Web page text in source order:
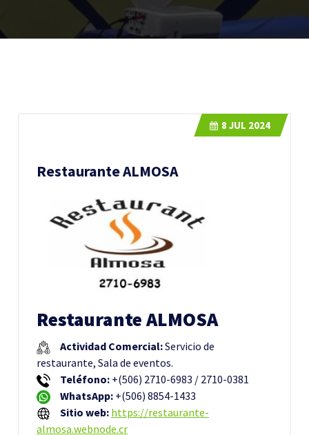
Restaurante ALMOSA
8 JUL 2024
Restaurante ALMOSA
Actividad Comercial:Servicio de
restaurante, Sala de eventos.
Teléfono: +(506) 2710-6983 / 2710-0381
WhatsApp: +(506) 8854-1433
Sitio web: https://restaurante-
almosa.webnode.cr